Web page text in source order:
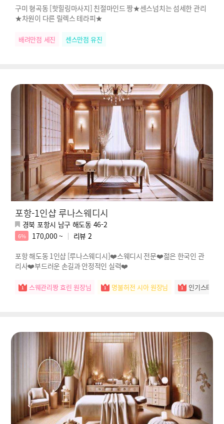
구미 형곡동 [핫힐링마사지] 친절마인드 짱★센스넘치는 섬세한 관리
★차원이 다른 릴렉스 테라피★
배려만점 세진 센스만점 유진
포항-1인샵 루나스웨디시
경북 포항시 남구 해도동 46-2
6% 170,000 ~ 리뷰 2
포항 해도동 1인샵 [루나스웨디시]❤️스웨디시 전문❤️젊은 한국인 관
리사❤️부드러운 손길과 안정적인 실력❤️
스웨관리짱 효린 원장님 명불허전 시아 원장님 인기스타 예